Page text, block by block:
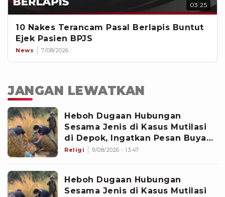
03:25
10 Nakes Terancam Pasal Berlapis Buntut
Ejek Pasien BPJS
News 7/08/2026
JANGAN LEWATKAN
Heboh Dugaan Hubungan
Sesama Jenis di Kasus Mutilasi
di Depok, Ingatkan Pesan Buya
Yahya soal Taubat
Religi 9/08/2026 - 13:47
Heboh Dugaan Hubungan
Sesama Jenis di Kasus Mutilasi